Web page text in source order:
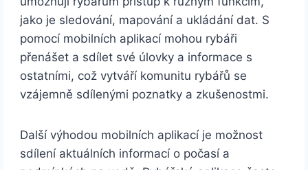
jako je sledování, mapování a ukládání dat. S
pomocí mobilních aplikací mohou rybáři
přenášet a sdílet své úlovky a informace s
ostatními, což vytváří komunitu rybářů se
vzájemně sdílenými poznatky a zkušenostmi.
Další výhodou mobilních aplikací je možnost
sdílení aktuálních informací o počasí a